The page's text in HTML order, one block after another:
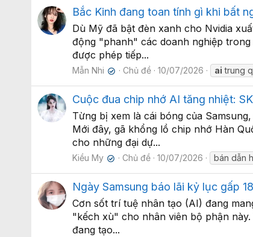
Bắc Kinh đang toan tính gì khi bất
Dù Mỹ đã bật đèn xanh cho Nvidia
động "phanh" các doanh nghiệp
được phép tiếp...
Mẫn Nhi ✔ Chủ đề 10/07/2026 ai trung
Cuộc đua chip nhớ AI tăng nhiệt:
Từng bị xem là cái bóng của
Mới đây, gã khổng lồ chip nhớ Hàn
cho những đại dự...
Kiều My ✔ Chủ đề 10/07/2026 bán dẫn
Ngày Samsung báo lãi kỷ lục gấp
Cơn sốt trí tuệ nhân tạo (AI) đang
"kếch xù" cho nhân viên bộ phận
đang tạo...